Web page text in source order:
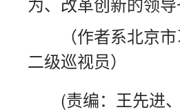
（作者系北京
二级巡视员）
(责编：王先进